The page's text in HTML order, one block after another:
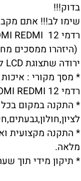
בדוק!!!
שימו לב!!! אתם
רדמי XIAOMI REDMI 12
(היזהרו ממסכים
ירודה שתצוגת LCD לא בהירה וברורה)
רדמי XIAOMI REDMI 12 ברמה הגבוהה ביותר.
* התקנה במקום בכל
* התקנה מקצועית
מלאה.
* תיקון מידי תוך